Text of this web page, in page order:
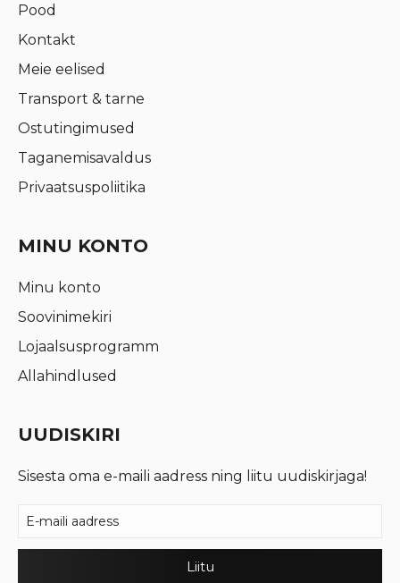
Pood
Kontakt
Meie eelised
Transport & tarne
Ostutingimused
Taganemisavaldus
Privaatsuspoliitika
MINU KONTO
Minu konto
Soovinimekiri
Lojaalsusprogramm
Allahindlused
UUDISKIRI
Sisesta oma e-maili aadress ning liitu uudiskirjaga!